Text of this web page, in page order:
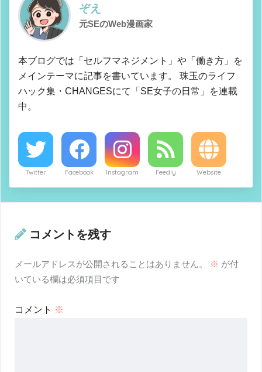
ぞえ
元SEのWeb漫画家
本ブログでは「セルフマネジメント」や「働き方」を
メインテーマに記事を書いています。 珠玉のライフ
ハック集・CHANGESにて「SE女子の日常」を連載
中。
Twitter Facebook Instagram Feedly Website
コメントを残す
メールアドレスが公開されることはありません。 ※ が付
いている欄は必須項目です
コメント ※